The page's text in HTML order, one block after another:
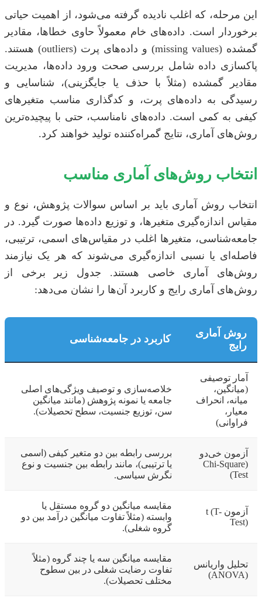
این مرحله، که اغلب نادیده گرفته می‌شود، از اهمیت حیاتی
برخوردار است. داده‌های خام معمولاً حاوی خطاها، مقادیر
گمشده (missing values) و داده‌های پرت (outliers) هستند.
پاکسازی داده شامل بررسی صحت ورود داده‌ها، مدیریت
مقادیر گمشده (مثلاً با حذف یا جایگزینی)، شناسایی و
رسیدگی به داده‌های پرت، و کدگذاری مناسب متغیرهای
کیفی به کمی است. داده‌های نامناسب، حتی با پیچیده‌ترین
روش‌های آماری، نتایج گمراه‌کننده تولید خواهند کرد.
انتخاب روش‌های آماری مناسب
انتخاب روش آماری باید بر اساس سوالات پژوهش، نوع و
مقیاس اندازه‌گیری متغیرها، و توزیع داده‌ها صورت گیرد. در
جامعه‌شناسی، متغیرها اغلب در مقیاس‌های اسمی، ترتیبی،
فاصله‌ای یا نسبی اندازه‌گیری می‌شوند که هر یک نیازمند
روش‌های آماری خاصی هستند. جدول زیر برخی از
روش‌های آماری رایج و کاربرد آن‌ها را نشان می‌دهد:
روش آماری
رایج
کاربرد در جامعه‌شناسی
آمار توصیفی
(میانگین،
میانه، انحراف
معیار،
فراوانی)
خلاصه‌سازی و توصیف ویژگی‌های اصلی
جامعه یا نمونه پژوهش (مانند میانگین
سن، توزیع جنسیت، سطح تحصیلات).
آزمون خی‌دو
(Chi-Square
Test)
بررسی رابطه بین دو متغیر کیفی (اسمی
یا ترتیبی)، مانند رابطه بین جنسیت و نوع
نگرش سیاسی.
آزمون t (T-
Test)
مقایسه میانگین دو گروه مستقل یا
وابسته (مثلاً تفاوت میانگین درآمد بین دو
گروه شغلی).
تحلیل واریانس
(ANOVA)
مقایسه میانگین سه یا چند گروه (مثلاً
تفاوت رضایت شغلی در بین سطوح
مختلف تحصیلات).